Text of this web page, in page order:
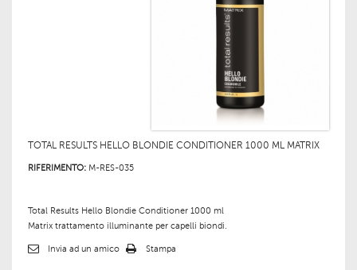
TOTAL RESULTS HELLO BLONDIE CONDITIONER 1000 ML MATRIX
RIFERIMENTO: M-RES-035
Total Results Hello Blondie Conditioner 1000 ml
Matrix trattamento illuminante per capelli biondi.
Invia ad un amico Stampa